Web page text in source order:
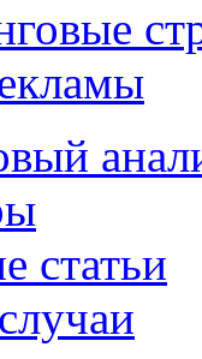
статьи